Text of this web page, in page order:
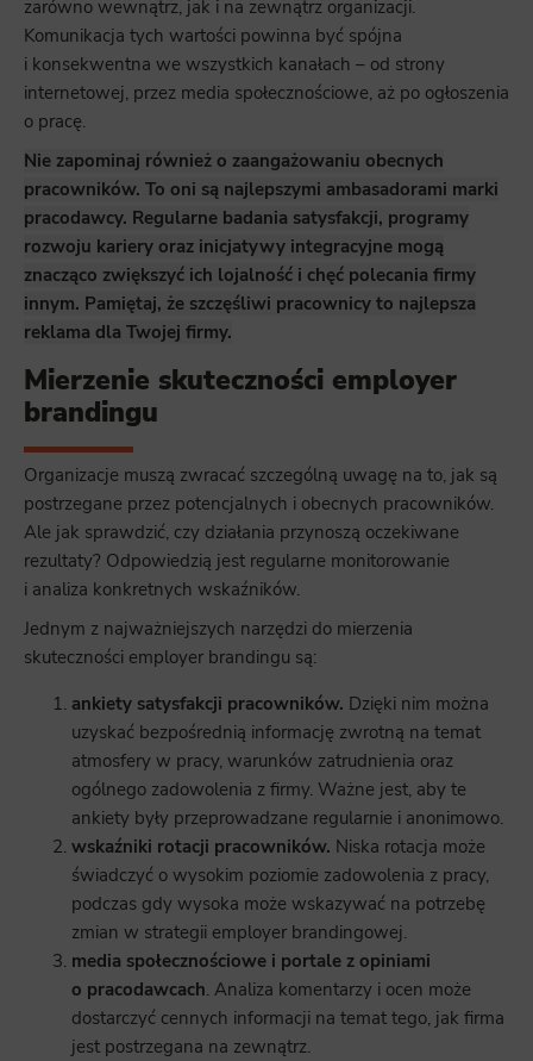
zarówno wewnątrz, jak i na zewnątrz organizacji.
Komunikacja tych wartości powinna być spójna
i konsekwentna we wszystkich kanałach – od strony
internetowej, przez media społecznościowe, aż po ogłoszenia
o pracę.
Nie zapominaj również o zaangażowaniu obecnych
pracowników. To oni są najlepszymi ambasadorami marki
pracodawcy. Regularne badania satysfakcji, programy
rozwoju kariery oraz inicjatywy integracyjne mogą
znacząco zwiększyć ich lojalność i chęć polecania firmy
innym. Pamiętaj, że szczęśliwi pracownicy to najlepsza
reklama dla Twojej firmy.
Mierzenie skuteczności employer
brandingu
Organizacje muszą zwracać szczególną uwagę na to, jak są
postrzegane przez potencjalnych i obecnych pracowników.
Ale jak sprawdzić, czy działania przynoszą oczekiwane
rezultaty? Odpowiedzią jest regularne monitorowanie
i analiza konkretnych wskaźników.
Jednym z najważniejszych narzędzi do mierzenia
skuteczności employer brandingu są:
ankiety satysfakcji pracowników. Dzięki nim można
uzyskać bezpośrednią informację zwrotną na temat
atmosfery w pracy, warunków zatrudnienia oraz
ogólnego zadowolenia z firmy. Ważne jest, aby te
ankiety były przeprowadzane regularnie i anonimowo.
wskaźniki rotacji pracowników. Niska rotacja może
świadczyć o wysokim poziomie zadowolenia z pracy,
podczas gdy wysoka może wskazywać na potrzebę
zmian w strategii employer brandingowej.
media społecznościowe i portale z opiniami
o pracodawcach. Analiza komentarzy i ocen może
dostarczyć cennych informacji na temat tego, jak firma
jest postrzegana na zewnątrz.